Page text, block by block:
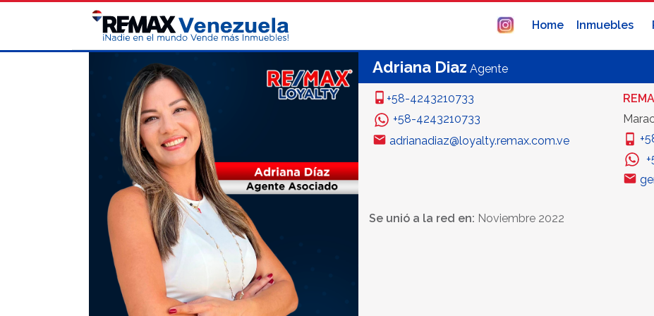
Home Inmuebles
Adriana Diaz Agente
+58-4243210733
+58-4243210733
adrianadiaz@loyalty.remax.com.ve
Se unió a la red en: Noviembre 2022